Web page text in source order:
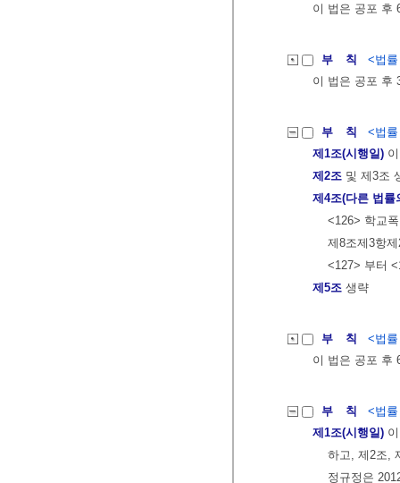
이 법은 공포 후
부 칙
<법
이 법은 공포 후
부 칙
<법
제1조(시행일)
제2조 및 제3조
제4조(다른 법률
<126> 학교
제8조제3항
<127> 부터
제5조 생략
부 칙
<법
이 법은 공포 후
부 칙
<법
제1조(시행일)
하고, 제2조,
정규정은